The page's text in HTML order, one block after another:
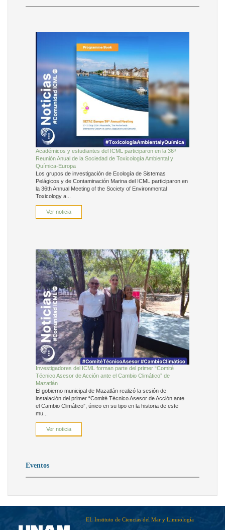
Académicos y estudiantes del ICML participaron en la 36ª
Reunión Anual de la Sociedad de Toxicología Ambiental y
Química-Europa
Los grupos de investigación de Ecología de Sistemas
Pelágicos y de Contaminación Marina del ICML participaron en
la 36th Annual Meeting of the Society of Environmental
Toxicology a...
Ver noticia
Investigadores del ICML forman parte del primer “Comité
Técnico Asesor de Acción ante el Cambio Climático” de
Mazatlán
El gobierno municipal de Mazatlán realizó la sesión de
instalación del primer “Comité Técnico Asesor de Acción ante
el Cambio Climático”, único en su tipo en la historia de este
mu...
Ver noticia
Eventos
EL Instituto de Ciencias del Mar y Limnología